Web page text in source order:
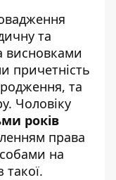
та
висновками
причетність
та
Чоловіку
років
права
на
такої.